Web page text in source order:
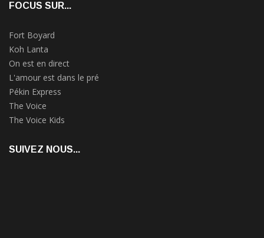
FOCUS SUR...
Fort Boyard
Koh Lanta
On est en direct
L'amour est dans le pré
Pékin Express
The Voice
The Voice Kids
SUIVEZ NOUS...